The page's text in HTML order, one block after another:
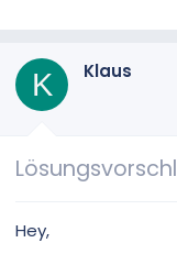
K Klaus
Hey,